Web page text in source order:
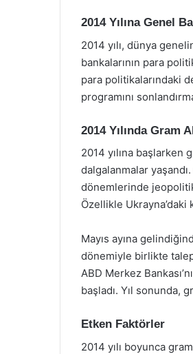
2014 Yılına Genel
2014 yılı, dünya
bankalarının para
para politikalarındaki
programını
2014 Yılında Gram
2014 yılına başlarken
dalgalanmalar
dönemlerinde
Özellikle Ukrayna’daki
Mayıs ayına
dönemiyle birlikte
ABD Merkez
başladı. Yıl sonunda,
Etken Faktörler
2014 yılı boyunca